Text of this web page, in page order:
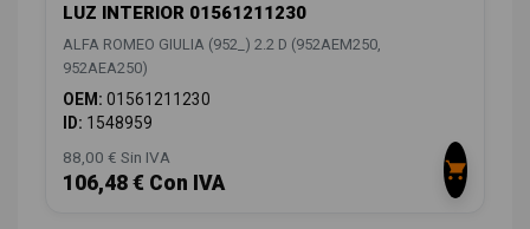
LUZ INTERIOR 01561211230
ALFA ROMEO GIULIA (952_) 2.2 D (952AEM250,
952AEA250)
OEM: 01561211230
ID: 1548959
88,00 € Sin IVA
106,48 € Con IVA